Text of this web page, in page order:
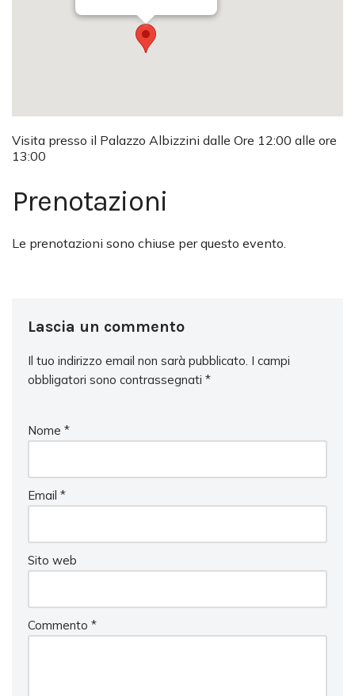
Visita presso il Palazzo Albizzini dalle Ore 12:00 alle ore
13:00
Prenotazioni
Le prenotazioni sono chiuse per questo evento.
Lascia un commento
Il tuo indirizzo email non sarà pubblicato. I campi
obbligatori sono contrassegnati *
Nome *
Email *
Sito web
Commento *